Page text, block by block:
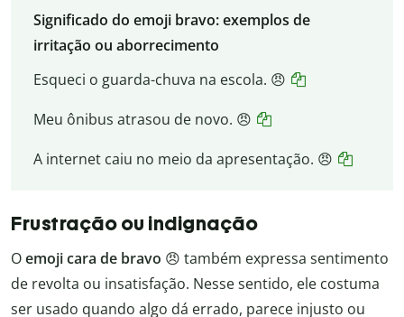
Significado do emoji bravo: exemplos de
irritação ou aborrecimento
Esqueci o guarda-chuva na escola. 😠
Meu ônibus atrasou de novo. 😠
A internet caiu no meio da apresentação. 😠
Frustração ou indignação
Oemoji cara de bravo 😠 também expressa sentimento
de revolta ou insatisfação. Nesse sentido, ele costuma
ser usado quando algo dá errado, parece injusto ou